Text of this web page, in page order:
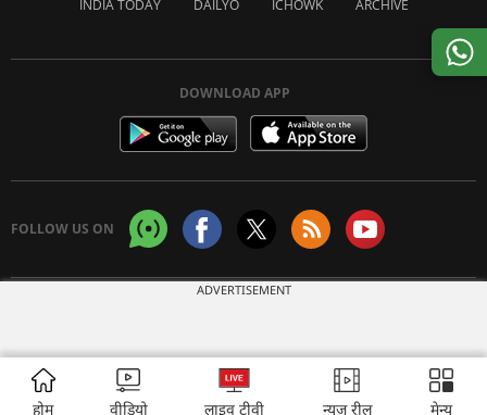
INDIA TODAY DAILYO ICHOWK ARCHIVE
DOWNLOAD APP
FOLLOW US ON
ADVERTISEMENT
होम वीडियो लाइव टीवी न्यूज़ रील मेन्यू